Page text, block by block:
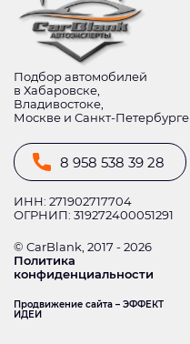
Подбор автомобилей
в Хабаровске,
Владивостоке,
Москве и Санкт-Петербурге
8 958 538 39 28
ИНН: 271902717704
ОГРНИП: 319272400051291
© CarBlank, 2017 - 2026
Политика
конфиденциальности
Продвижение сайта – ЭФФЕКТ
ИДЕИ